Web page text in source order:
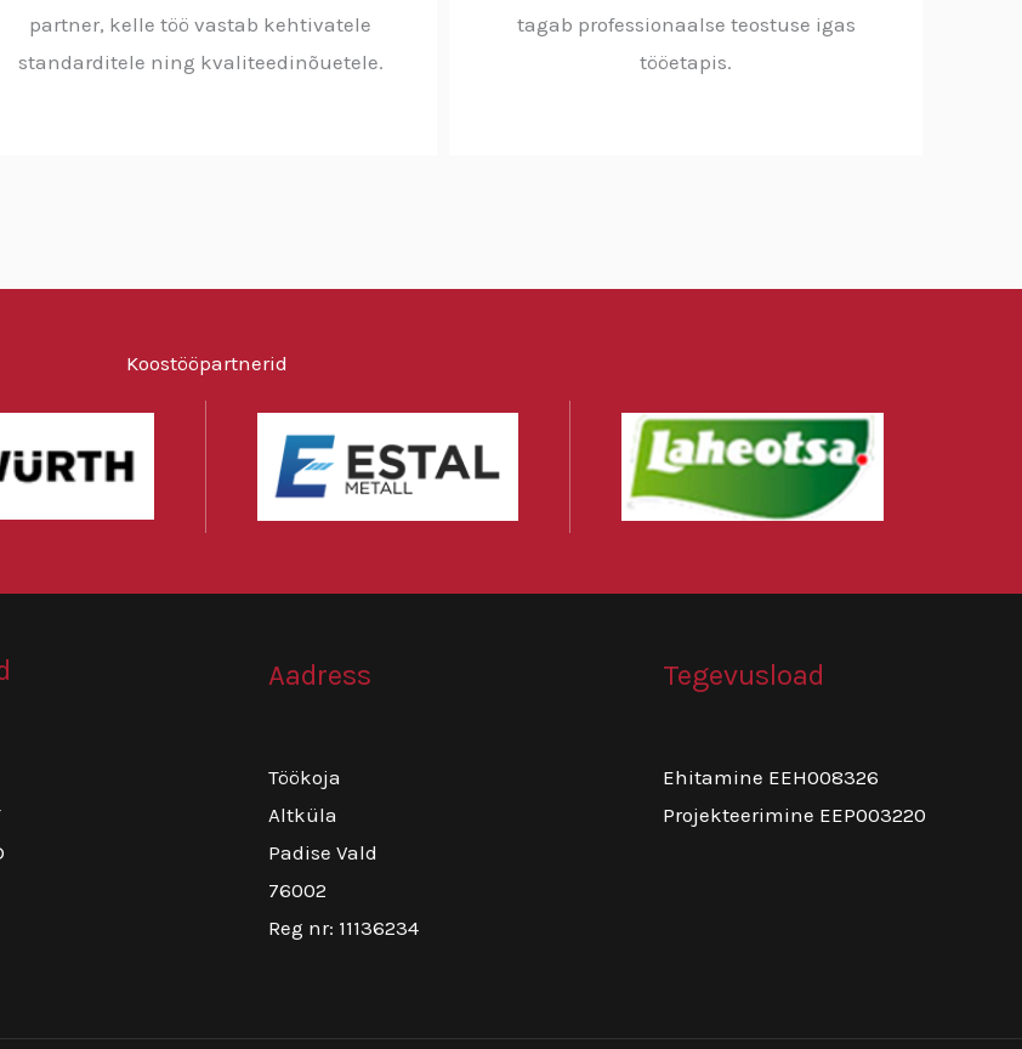
partner, kelle töö vastab kehtivatele
standarditele ning kvaliteedinõuetele.
tagab professionaalse teostuse igas
tööetapis.
Koostööpartnerid
Aadress
Töökoja
Altküla
Padise Vald
76002
Reg nr: 11136234
Tegevusload
Ehitamine EEH008326
Projekteerimine EEP003220